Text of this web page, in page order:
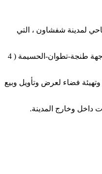
لمدينة شفشاون ، التي
ويساهم في هذه الاتفاقية إلى جانب وزارة السياحة والصناعة التقليدية والاقتصاد الاجتماعي و التضامني (4 مليون درهم) ووزارة الثقافة والشباب والتواصل(مليون درهم)، ومجلس جهة طنجة-تطوان-الحسيمة ( 4
وتهيئة فضاء لعرض وتأويل وبيع
داخل وخارج المدينة.